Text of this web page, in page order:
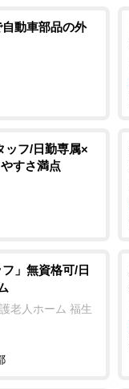
動車部品の外
ッフ/日勤専属×
すさ満点
フ」無資格可/日
老人ホーム 福生